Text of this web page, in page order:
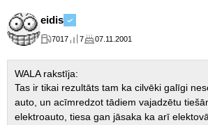
eidis
7017 7 07.11.2001
WALA rakstīja:
Tas ir tikai rezultāts tam ka cilvēki galīgi
auto, un acīmredzot tādiem vajadzētu
elektroauto, tiesa gan jāsaka ka arī